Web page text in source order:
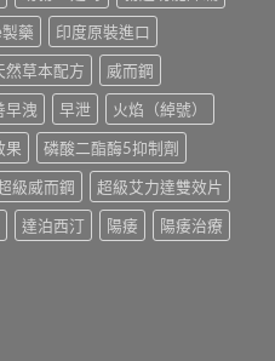
藥
印度原裝進口
然草本配方
威而鋼
早洩 早泄
火焰（綽號）
果
磷酸二酯酶5抑制劑
級威而鋼
超級艾力達雙效片
達泊西汀 陽痿
陽痿治療